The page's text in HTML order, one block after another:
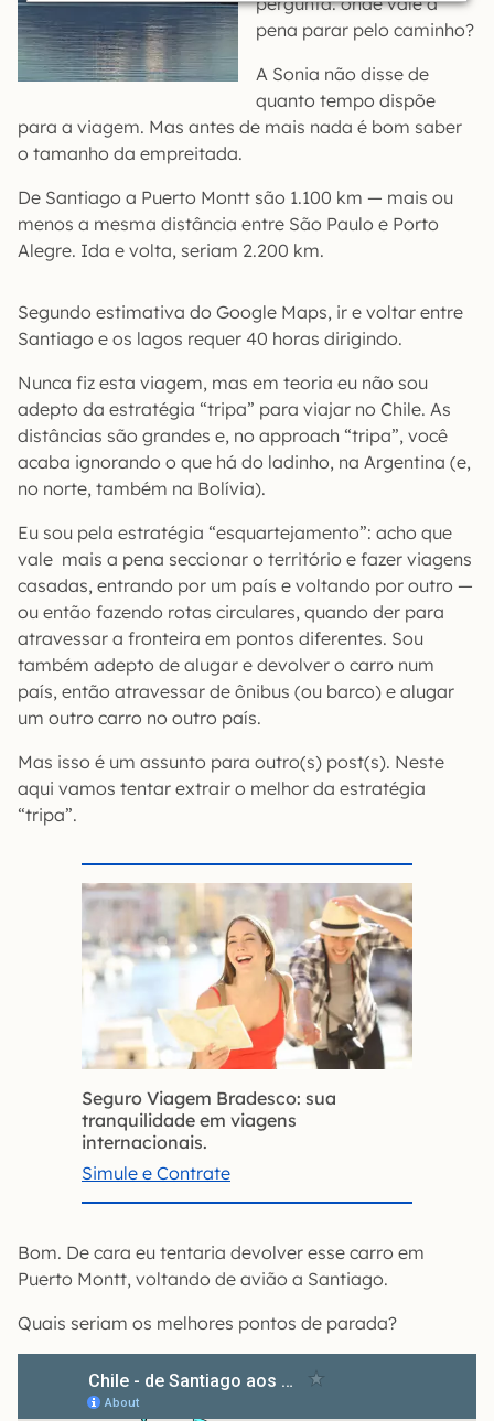
pena parar pelo caminho?
A Sonia não disse de
quanto tempo dispõe
para a viagem. Mas antes de mais nada é bom saber
o tamanho da empreitada.
De Santiago a Puerto Montt são 1.100 km — mais ou
menos a mesma distância entre São Paulo e Porto
Alegre. Ida e volta, seriam 2.200 km.
Segundo estimativa do Google Maps, ir e voltar entre
Santiago e os lagos requer 40 horas dirigindo.
Nunca fiz esta viagem, mas em teoria eu não sou
adepto da estratégia “tripa” para viajar no Chile. As
distâncias são grandes e, no approach “tripa”, você
acaba ignorando o que há do ladinho, na Argentina (e,
no norte, também na Bolívia).
Eu sou pela estratégia “esquartejamento”: acho que
vale mais a pena seccionar o território e fazer viagens
casadas, entrando por um país e voltando por outro —
ou então fazendo rotas circulares, quando der para
atravessar a fronteira em pontos diferentes. Sou
também adepto de alugar e devolver o carro num
país, então atravessar de ônibus (ou barco) e alugar
um outro carro no outro país.
Mas isso é um assunto para outro(s) post(s). Neste
aqui vamos tentar extrair o melhor da estratégia
“tripa”.
Seguro Viagem Bradesco: sua
tranquilidade em viagens
internacionais.
Simule e Contrate
Bom. De cara eu tentaria devolver esse carro em
Puerto Montt, voltando de avião a Santiago.
Quais seriam os melhores pontos de parada?